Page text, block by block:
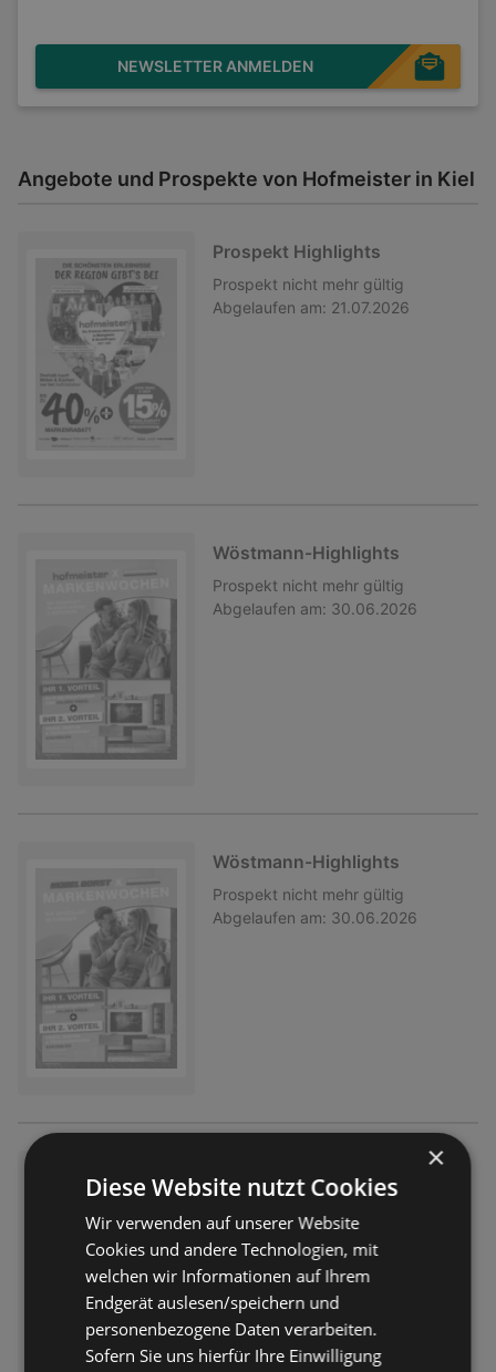
NEWSLETTER ANMELDEN
Angebote und Prospekte von Hofmeister in Kiel
Prospekt Highlights
Prospekt nicht mehr gültig
Abgelaufen am: 21.07.2026
Wöstmann-Highlights
Prospekt nicht mehr gültig
Abgelaufen am: 30.06.2026
Wöstmann-Highlights
Prospekt nicht mehr gültig
Abgelaufen am: 30.06.2026
Küchen HighlightsKüchen Hig
hlights
Prospekt nicht mehr gültig
Abgelaufen am: 30.06.2026
×
Diese Website nutzt Cookies
Wir verwenden auf unserer Website
Cookies und andere Technologien, mit
welchen wir Informationen auf Ihrem
Endgerät auslesen/speichern und
personenbezogene Daten verarbeiten.
Sofern Sie uns hierfür Ihre Einwilligung